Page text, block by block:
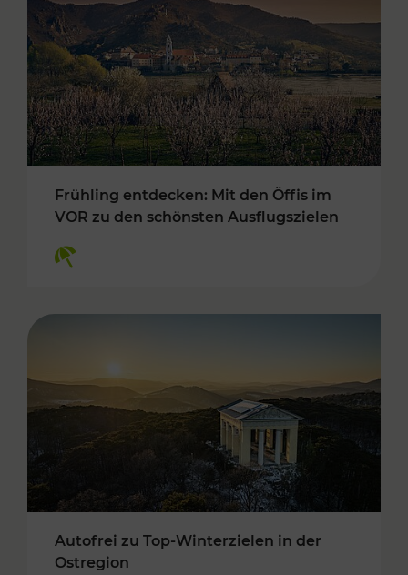
Frühling entdecken: Mit den Öffis im
VOR zu den schönsten Ausflugszielen
Autofrei zu Top-Winterzielen in der
Ostregion